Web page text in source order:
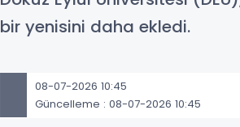
bir yenisini daha ekledi.
08-07-2026 10:45
Güncelleme : 08-07-2026 10:45